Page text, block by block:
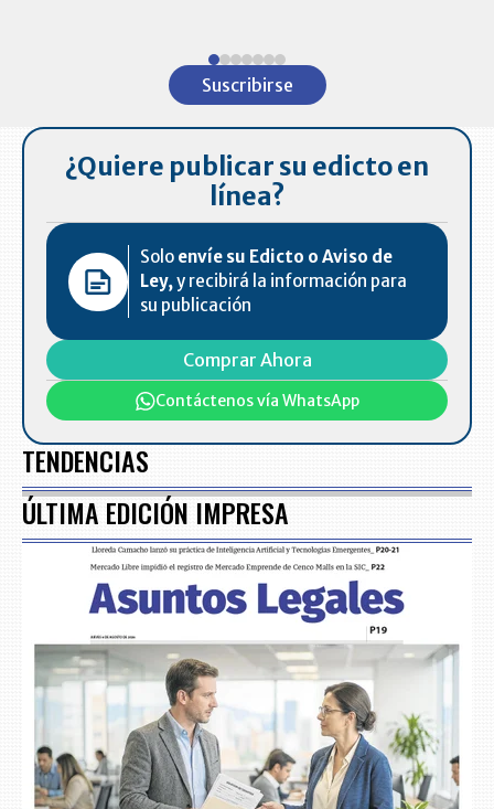
Suscribirse
¿Quiere publicar su edicto en
línea?
Solo envíe su Edicto o Aviso de
Ley,y recibirá la información para
su publicación
Comprar Ahora
Contáctenos vía WhatsApp
TENDENCIAS
ÚLTIMA EDICIÓN IMPRESA